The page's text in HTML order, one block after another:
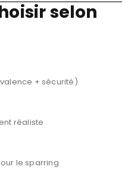
selon
+ sécurité)
réaliste
le sparring